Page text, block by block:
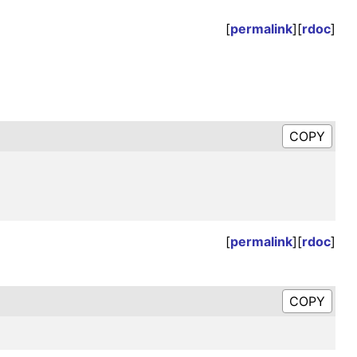
[permalink][rdoc]
[permalink][rdoc]